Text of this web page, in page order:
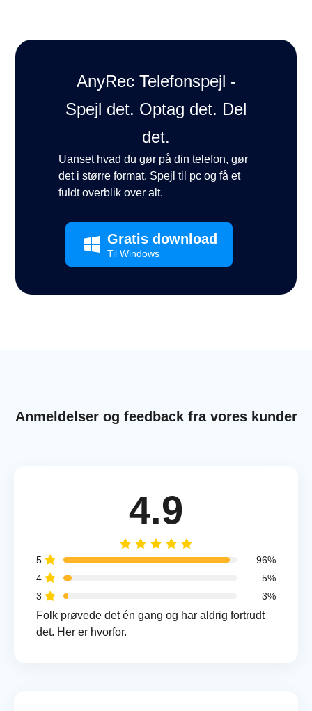
AnyRec Telefonspejl -
Spejl det. Optag det. Del
det.
Uanset hvad du gør på din telefon, gør
det i større format. Spejl til pc og få et
fuldt overblik over alt.
Gratis download
Til Windows
Anmeldelser og feedback fra vores kunder
4.9
5
96%
4
5%
3
3%
Folk prøvede det én gang og har aldrig fortrudt
det. Her er hvorfor.